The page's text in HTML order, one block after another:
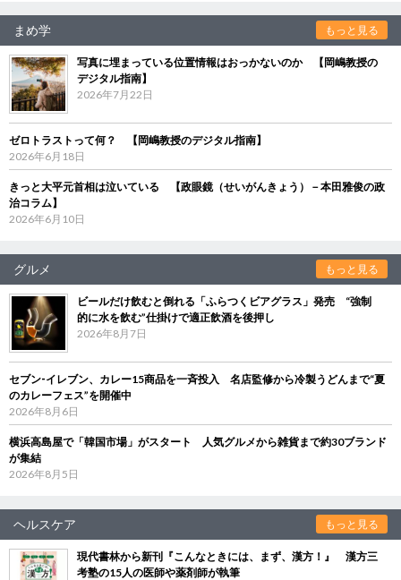
まめ学 もっと見る
写真に埋まっている位置情報はおっかないのか 【岡嶋教授の
デジタル指南】
2026年7月22日
ゼロトラストって何？ 【岡嶋教授のデジタル指南】
2026年6月18日
きっと大平元首相は泣いている 【政眼鏡（せいがんきょう）－本田雅俊の政
治コラム】
2026年6月10日
グルメ もっと見る
ビールだけ飲むと倒れる「ふらつくビアグラス」発売 “強制
的に水を飲む”仕掛けで適正飲酒を後押し
2026年8月7日
セブン‐イレブン、カレー15商品を一斉投入 名店監修から冷製うどんまで“夏
のカレーフェス”を開催中
2026年8月6日
横浜高島屋で「韓国市場」がスタート 人気グルメから雑貨まで約30ブランド
が集結
2026年8月5日
ヘルスケア もっと見る
現代書林から新刊『こんなときには、まず、漢方！』 漢方三
考塾の15人の医師や薬剤師が執筆